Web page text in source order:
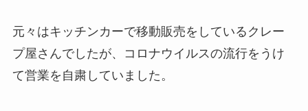
元々はキッチンカーで移動販売をしているクレー
プ屋さんでしたが、コロナウイルスの流行をうけ
て営業を自粛していました。